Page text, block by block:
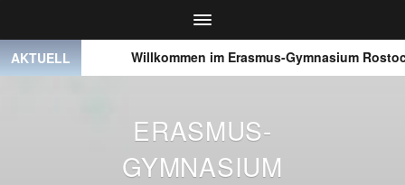
AKTUELL
● ● ● Willkommen im Erasmus-Gymnasium Rostock
ERASMUS-
GYMNASIUM